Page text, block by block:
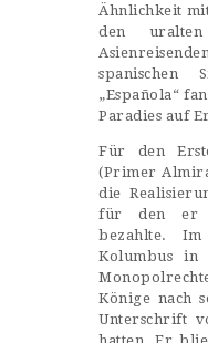
Ähnlichkeit
den uralten
„Española“
Paradies auf
Für den
(Primer
die
für den er
bezahlte.
Kolumbus in
Könige nach
Unterschrift